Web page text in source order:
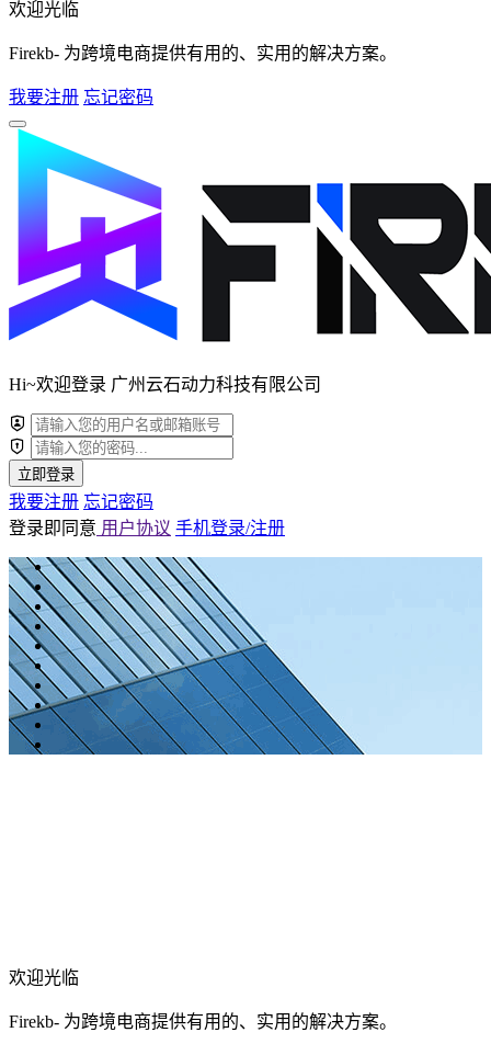
欢迎光临
Firekb- 为跨境电商提供有用的、实用的解决方案。
我要注册 忘记密码
Hi~欢迎登录 广州云石动力科技有限公司
立即登录
我要注册 忘记密码
登录即同意 用户协议 手机登录/注册
欢迎光临
Firekb- 为跨境电商提供有用的、实用的解决方案。